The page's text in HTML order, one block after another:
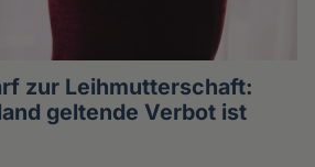
zur Leihmutterschaft:
geltende Verbot ist